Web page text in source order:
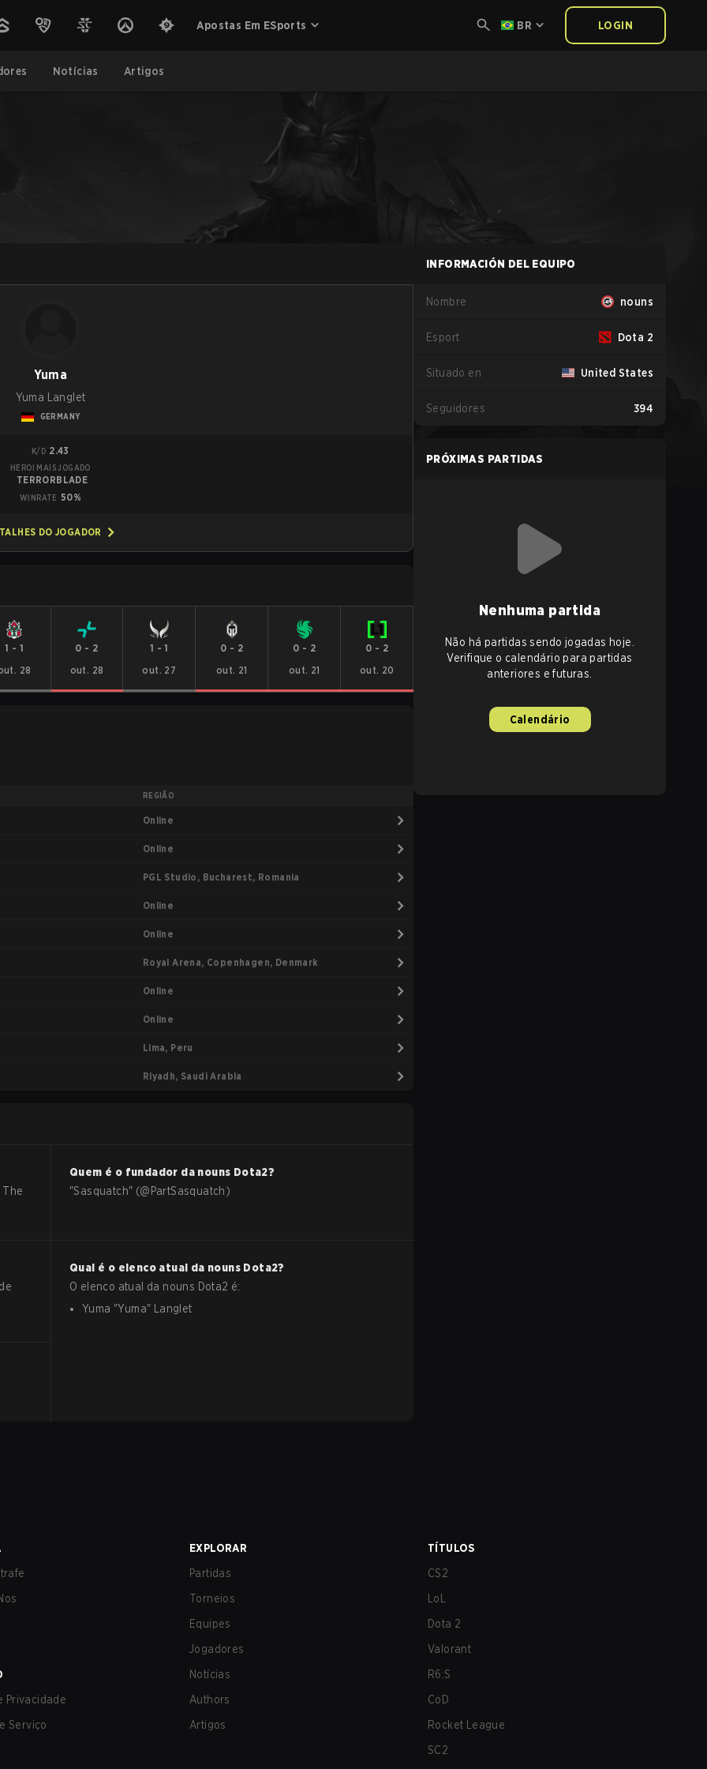
Apostas Em ESports BR LOGIN
Notícias Artigos
Yuma
Yuma Langlet
GERMANY
K/D 2.43
HEROI MAIS JOGADO
TERRORBLADE
WINRATE 50%
DO JOGADOR
1 - 1
28
0 - 2
out. 28
1 -1
out. 27
0 - 2
out. 21
0 - 2
out. 21
0 - 2
out. 20
REGIÃO
Online
Online
PGL Studio, Bucharest, Romania
Online
Online
Royal Arena, Copenhagen, Denmark
Online
Online
Lima, Peru
Riyadh, Saudi Arabia
The
Quem é o fundador da nouns Dota2?
"Sasquatch" (@PartSasquatch)
Qual é o elenco atual da nouns Dota2?
O elenco atual da nouns Dota2 é:
Yuma "Yuma" Langlet
INFORMACIÓN DEL EQUIPO
Nombre nouns
Esport Dota 2
Situado en United States
Seguidores 394
PRÓXIMAS PARTIDAS
Nenhuma partida
Não há partidas sendo jogadas hoje.
Verifique o calendário para partidas
anteriores e futuras.
Calendário
Privacidade
Serviço
EXPLORAR
Partidas
Torneios
Equipes
Jogadores
Notícias
Authors
Artigos
TÍTULOS
CS2
LoL
Dota 2
Valorant
R6:S
CoD
Rocket League
SC2